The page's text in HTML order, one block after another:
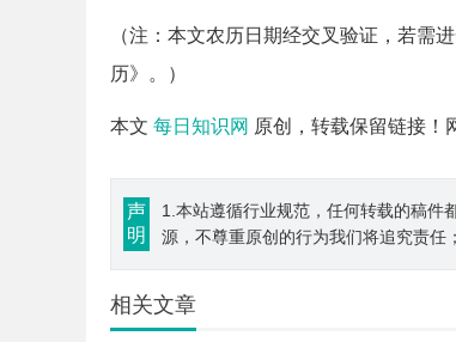
（注：本文农历日期经交叉验证，若需
历》。）
本文 每日知识网 原创，转载保留链接！
声
明
1.本站遵循行业规范，任何转载的稿件
源，不尊重原创的行为我们将追究责任
相关文章